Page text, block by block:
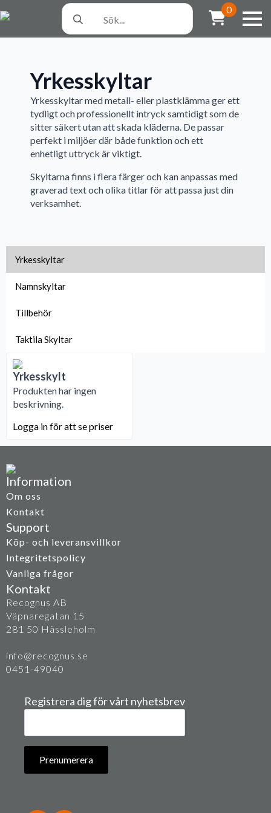
Search
for:
0
Yrkesskyltar
Yrkesskyltar med metall- eller plastklämma ger ett
tydligt och professionellt intryck samtidigt som de
sitter säkert utan att skada kläderna. De passar
perfekt i miljöer där både funktion och ett
enhetligt uttryck är viktigt.
Skyltarna finns i flera färger och kan anpassas med
graverad text och olika titlar för att passa just din
verksamhet.
Yrkesskyltar
Namnskyltar
Tillbehör
Taktila Skyltar
Yrkesskylt
Produkten har ingen
beskrivning.
Logga in för att se priser
Information
Om oss
Kontakt
Support
Köp- och leveransvillkor
Integritetspolicy
Vanliga frågor
Kontakt
Recognus AB
Väpnaregatan 15
281 50 Hässleholm
info@recognus.se
0451-49040
Registrera dig för vårt nyhetsbrev
E-
Prenumerera